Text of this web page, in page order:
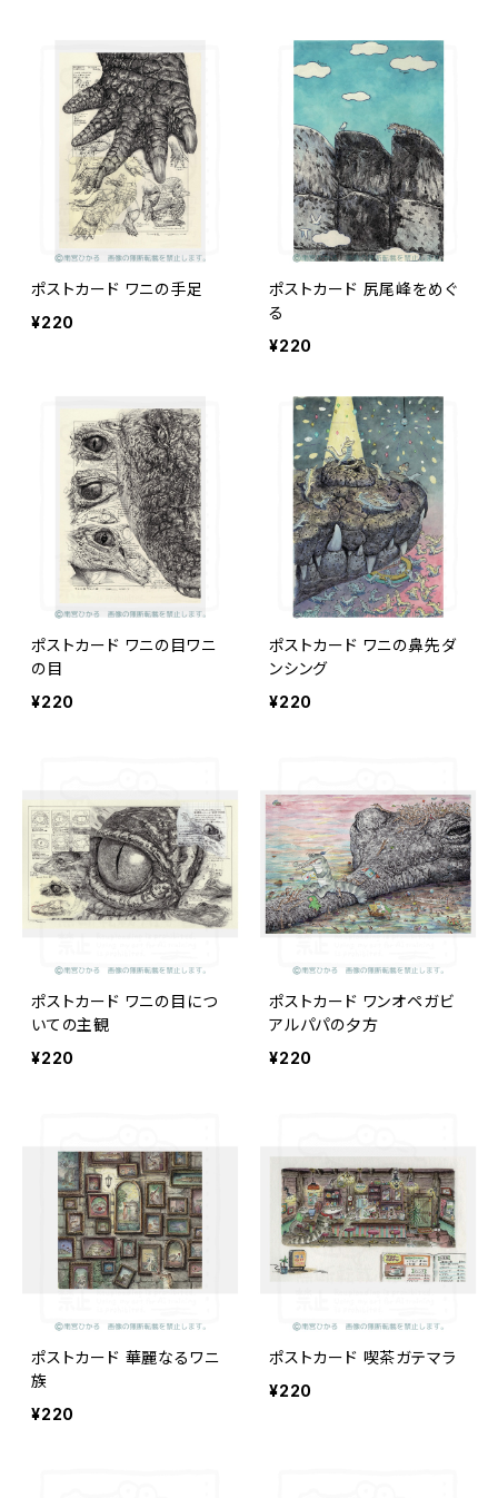
ポストカード ワニの手足
¥220
ポストカード 尻尾峰をめぐ
る
¥220
ポストカード ワニの目ワニ
の目
¥220
ポストカード ワニの鼻先ダ
ンシング
¥220
ポストカード ワニの目につ
いての主観
¥220
ポストカード ワンオペガビ
アルパパの夕方
¥220
ポストカード 華麗なるワニ
族
¥220
ポストカード 喫茶ガテマラ
¥220